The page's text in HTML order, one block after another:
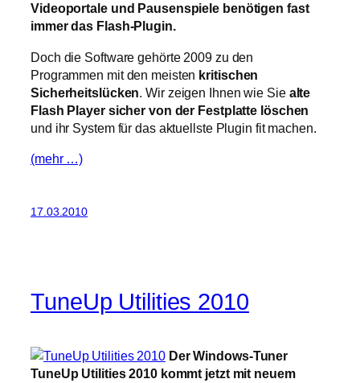
Videoportale und Pausenspiele benötigen fast
immer das Flash-Plugin.
Doch die Software gehörte 2009 zu den
Programmen mit den meisten kritischen
Sicherheitslücken . Wir zeigen Ihnen wie Sie alte
Flash Player sicher von der Festplatte löschen
und ihr System für das aktuellste Plugin fit machen.
(mehr …)
17.03.2010
TuneUp Utilities 2010
Der Windows-Tuner
TuneUp Utilities 2010 kommt jetzt mit neuem